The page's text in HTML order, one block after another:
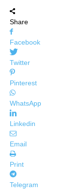
Share
Facebook
Twitter
Pinterest
WhatsApp
Linkedin
Email
Print
Telegram